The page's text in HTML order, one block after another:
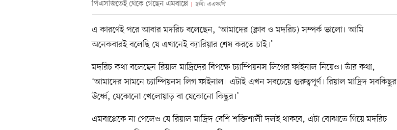
পিএসজিতেই থেকে গেছেন এমবাপ্পে ছবি: এএফপি
এ কারণেই পরে আবার মদরিচ বলেছেন, ‘আমাদের (ক্লাব ও মদরিচ) সম্পর্ক ভালো। আমি
অনেকবারই বলেছি যে এখানেই ক্যারিয়ার শেষ করতে চাই।’
মদরিচ কথা বলেছেন রিয়াল মাদ্রিদের বিপক্ষে চ্যাম্পিয়নস লিগের ফাইনাল নিয়েও। তাঁর কথা,
‘আমাদের সামনে চ্যাম্পিয়নস লিগ ফাইনাল। এটাই এখন সবচেয়ে গুরুত্বপূর্ণ। রিয়াল মাদ্রিদ সবকিছুর
ঊর্ধ্বে, যেকোনো খেলোয়াড় বা যেকোনো কিছুর।’
এমবাপ্পেকে না পেলেও যে রিয়াল মাদ্রিদ বেশি শক্তিশালী দলই থাকবে, এটা বোঝাতে গিয়ে মদরিচ